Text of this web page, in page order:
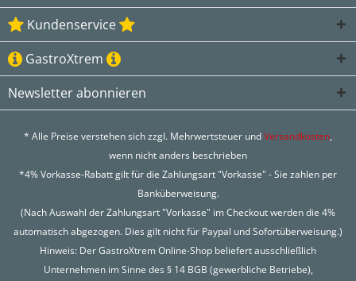
Kundenservice
GastroXtrem
Newsletter abonnieren
* Alle Preise verstehen sich zzgl. Mehrwertsteuer undVersandkosten,
wenn nicht anders beschrieben
*4% Vorkasse-Rabatt gilt für die Zahlungsart "Vorkasse" - Sie zahlen per
Banküberweisung.
(Nach Auswahl der Zahlungsart "Vorkasse" im Checkout werden die 4%
automatisch abgezogen. Dies gilt nicht für Paypal und Sofortüberweisung.)
Hinweis: Der GastroXtrem Online-Shop beliefert ausschließlich
Unternehmen im Sinne des § 14 BGB (gewerbliche Betriebe),